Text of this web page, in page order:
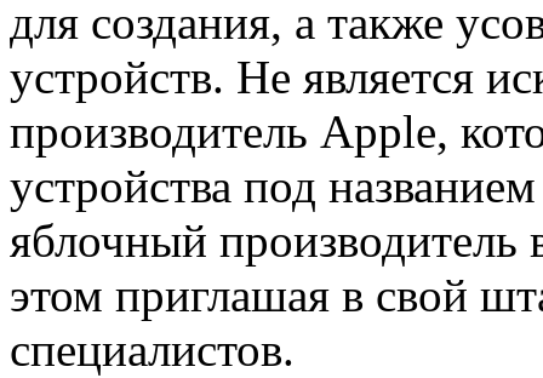
для создания, а также
устройств. Не является
производитель Apple,
устройства под
яблочный производитель
этом приглашая в свой
специалистов.